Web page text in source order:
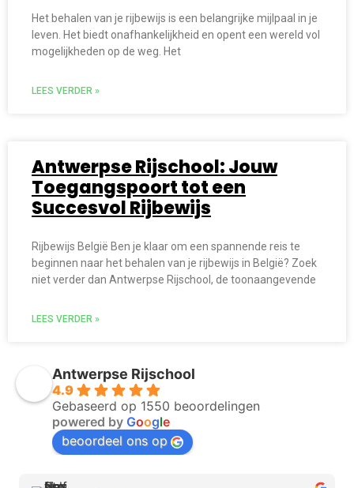
Het behalen van je rijbewijs is een belangrijke mijlpaal in je
leven. Het biedt onafhankelijkheid en opent een wereld vol
mogelijkheden op de weg. Het
LEES VERDER »
Antwerpse Rijschool: Jouw
Toegangspoort tot een
Succesvol Rijbewijs
Rijbewijs België Ben je klaar om een spannende reis te
beginnen naar het behalen van je rijbewijs in België? Zoek
niet verder dan Antwerpse Rijschool, de toonaangevende
LEES VERDER »
Antwerpse Rijschool
4.9
Gebaseerd op 1550 beoordelingen
powered by Google
beoordeel ons op